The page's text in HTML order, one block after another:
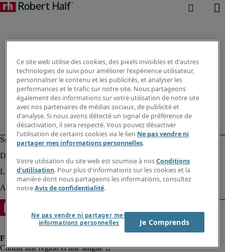
Ce site web utilise des cookies, des pixels invisibles et d'autres
technologies de suivi pour améliorer l'expérience utilisateur,
personnaliser le contenu et les publicités, et analyser les
performances et le trafic sur notre site. Nous partageons
également des informations sur votre utilisation de notre site
avec nos partenaires de médias sociaux, de publicité et
d'analyse. Si nous avons détecté un signal de préférence de
désactivation, il sera respecté. Vous pouvez désactiver
l'utilisation de certains cookies via le lien Ne pas vendre ni
partager mes informations personnelles.
Votre utilisation du site web est soumise à nosConditions
d'utilisation. Pour plus d'informations sur les cookies et la
manière dont nous partageons les informations, consultez
notreAvis de confidentialité.
Ne pas vendre ni partager mes
informations personnelles
Je Comprends